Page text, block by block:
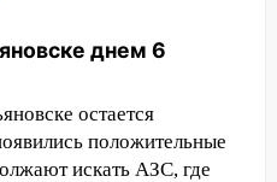
крупный пожар
репутацию
обращении с
днем 6
остается
положительные
искать АЗС, где